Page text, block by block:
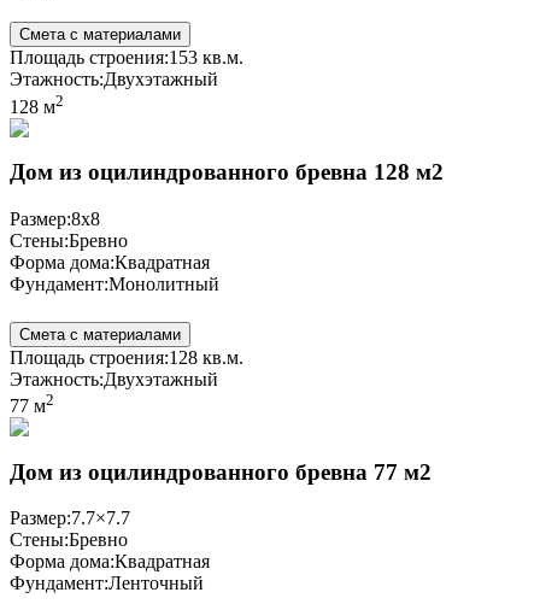
Смета с материалами
Площадь строения:153 кв.м.
Этажность:Двухэтажный
128 м2
Дом из оцилиндрованного бревна 128 м2
Размер:8x8
Стены:Бревно
Форма дома:Квадратная
Фундамент:Монолитный
Смета с материалами
Площадь строения:128 кв.м.
Этажность:Двухэтажный
77 м2
Дом из оцилиндрованного бревна 77 м2
Размер:7.7×7.7
Стены:Бревно
Форма дома:Квадратная
Фундамент:Ленточный